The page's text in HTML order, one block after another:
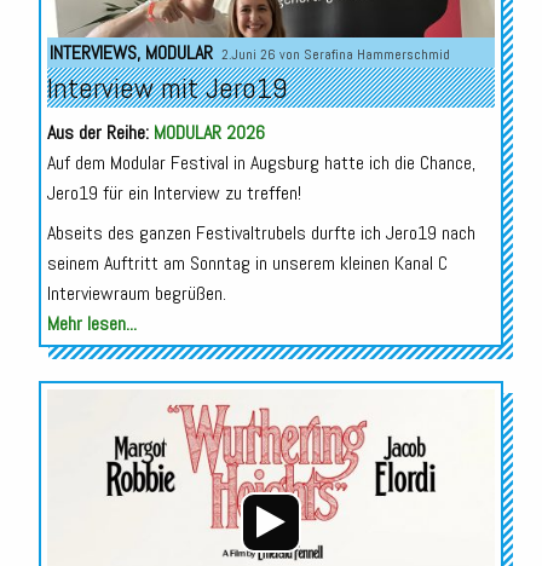
INTERVIEWS, MODULAR 2.Juni 26 von Serafina Hammerschmid
Interview mit Jero19
Aus der Reihe: MODULAR 2026
Auf dem Modular Festival in Augsburg hatte ich die Chance,
Jero19 für ein Interview zu treffen!
Abseits des ganzen Festivaltrubels durfte ich Jero19 nach
seinem Auftritt am Sonntag in unserem kleinen Kanal C
Interviewraum begrüßen.
Mehr lesen...
Audio-
Player